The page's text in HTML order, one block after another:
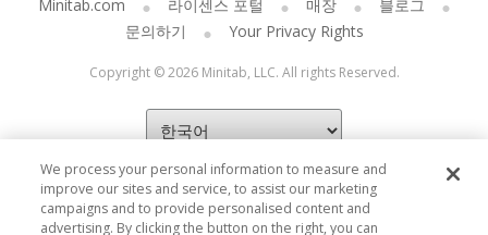
Minitab.com 라이센스 포털 매장
블로그
문의하기
Your Privacy Rights
Copyright © 2026 Minitab, LLC. All rights Reserved.
We process your personal information to measure and
improve our sites and service, to assist our marketing
campaigns and to provide personalised content and
advertising. By clicking the button on the right, you can